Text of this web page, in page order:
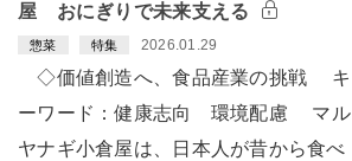
屋 おにぎりで未来支える
惣菜 特集 2026.01.29
◇価値創造へ、食品産業の挑戦 キ
ーワード：健康志向 環境配慮 マル
ヤナギ小倉屋は、日本人が昔から食べ